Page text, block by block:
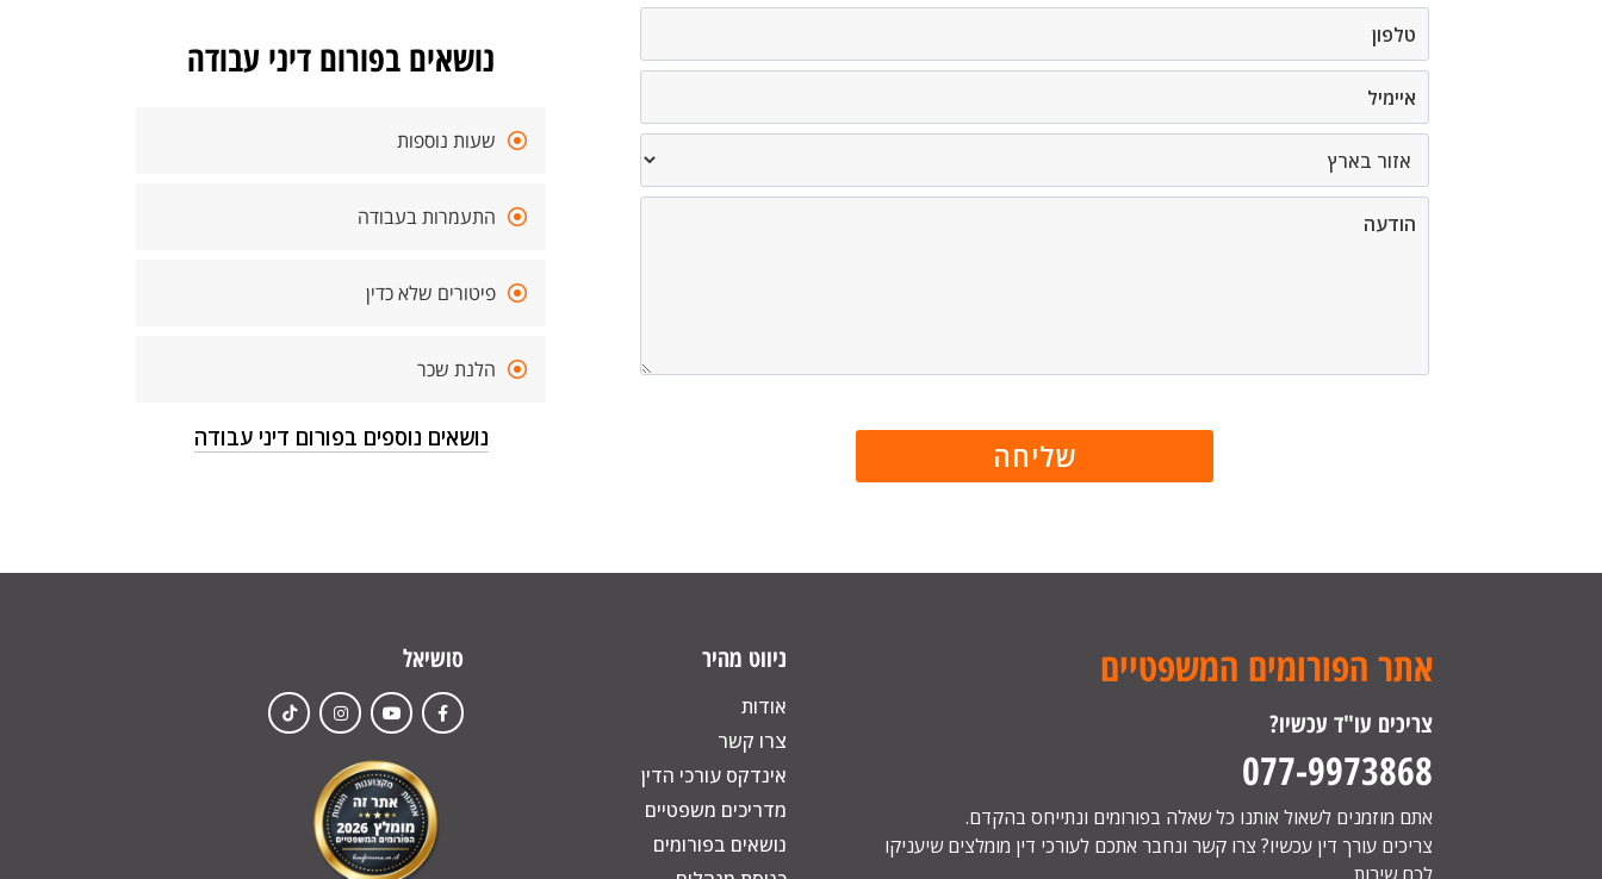
נושאים בפורום דיני עבודה
שעות נוספות
התעמרות בעבודה
פיטורים שלא כדין
הלנת שכר
נושאים נוספים בפורום דיני עבודה
אתר הפורומים המשפטיים
צריכים עו"ד עכשיו?
077-9973868
אתם מוזמנים לשאול אותנו כל שאלה בפורומים ונתייחס בהקדם.
צריכים עורך דין עכשיו? צרו קשר ונחבר אתכם לעורכי דין מומלצים שיעניקו
ניווט מהיר
אודות
צרו קשר
אינדקס עורכי הדין
מדריכים משפטיים
נושאים בפורומים
סושיאל